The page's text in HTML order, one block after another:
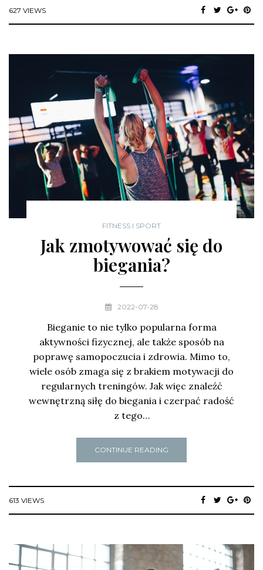
627 VIEWS
FITNESS I SPORT
Jak zmotywować się do
biegania?
2022-07-28
Bieganie to nie tylko popularna forma
aktywności fizycznej, ale także sposób na
poprawę samopoczucia i zdrowia. Mimo to,
wiele osób zmaga się z brakiem motywacji do
regularnych treningów. Jak więc znaleźć
wewnętrzną siłę do biegania i czerpać radość
z tego…
CONTINUE READING
613 VIEWS